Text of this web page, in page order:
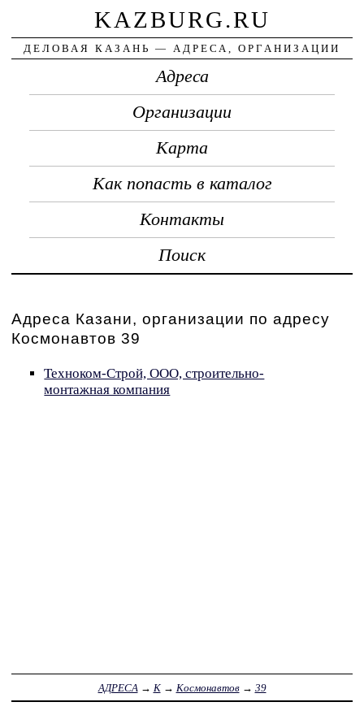
KAZBURG.RU
ДЕЛОВАЯ КАЗАНЬ — АДРЕСА, ОРГАНИЗАЦИИ
Адреса
Организации
Карта
Как попасть в каталог
Контакты
Поиск
Адреса Казани, организации по адресу
Космонавтов 39
Техноком-Строй, ООО, строительно-
монтажная компания
АДРЕСА → К→ Космонавтов→ 39